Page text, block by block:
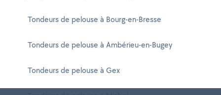
Tondeurs de pelouse à Bourg-en-Bresse
Tondeurs de pelouse à Ambérieu-en-Bugey
Tondeurs de pelouse à Gex